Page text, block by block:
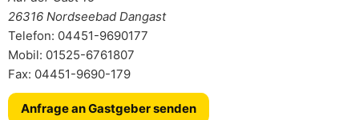
26316 Nordseebad Dangast
Telefon: 04451-9690177
Mobil: 01525-6761807
Fax: 04451-9690-179
Anfrage an Gastgeber senden